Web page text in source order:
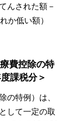
んされた額－
か低い額）
費控除の特
課税分＞
の特例）は、
して一定の取